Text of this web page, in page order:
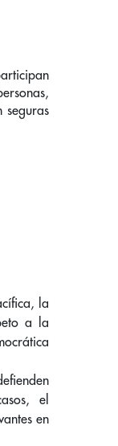
seguras
la
a la
el
en